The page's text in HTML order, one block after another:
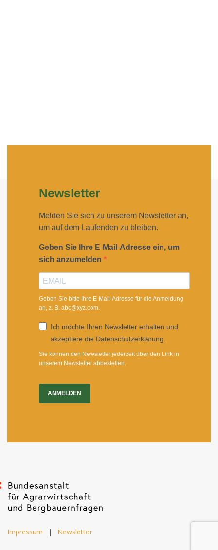
Newsletter
Melden Sie sich zu unserem Newsletter an,
um auf dem Laufenden zu bleiben.
Geben Sie Ihre E-Mail-Adresse ein, um
sich anzumelden
Geben Sie bitte Ihre E-Mail-Adresse für die Anmeldung
an, z. B. abc@xyz.com.
Ich möchte Ihren Newsletter erhalten und
akzeptiere die Datenschutzerklärung.
Sie können den Newsletter jederzeit über den Link in
unserem Newsletter abbestellen.
ANMELDEN
Impressum | Newsletter